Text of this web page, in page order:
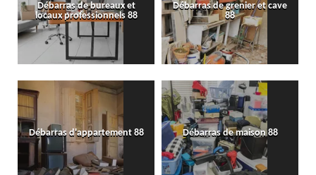
Débarras de bureaux et
locaux professionnels 88
Débarras de grenier et cave
88
Débarras d'appartement 88 Débarras de maison 88